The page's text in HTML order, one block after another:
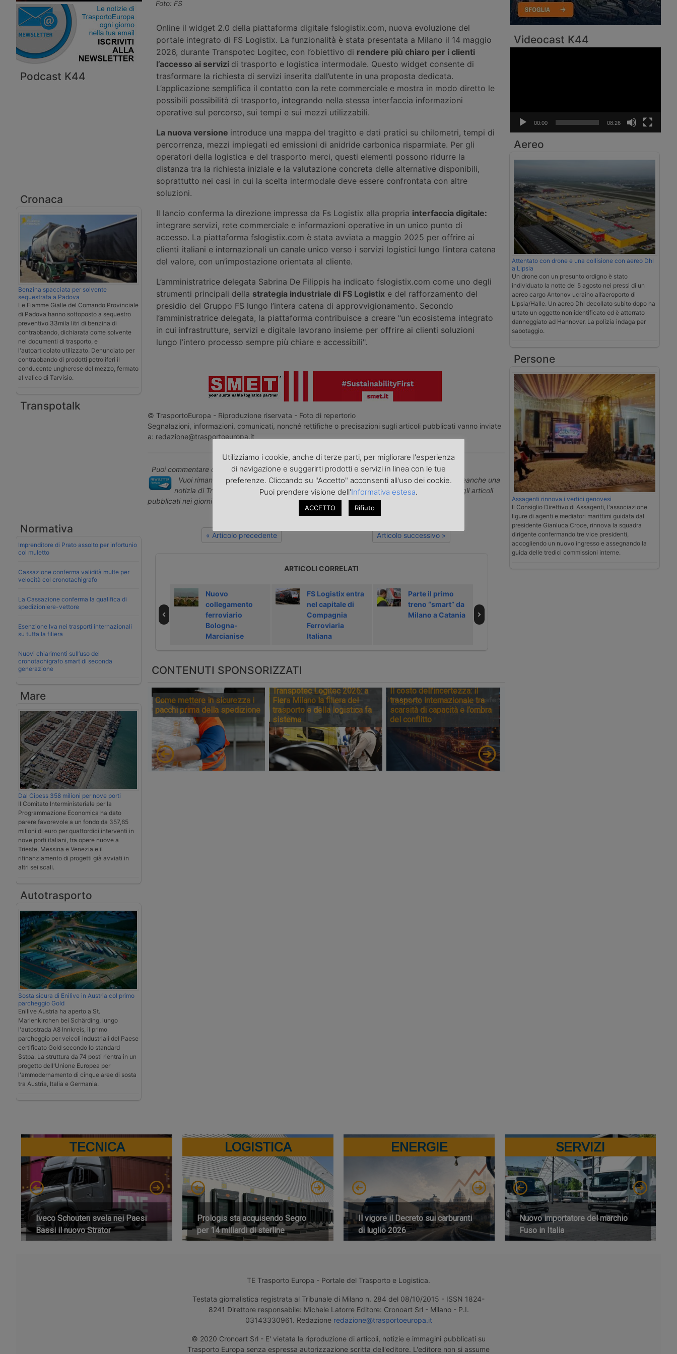
Podcast K44
Cronaca
Benzina spacciata per solvente
sequestrata a Padova
Le Fiamme Gialle del Comando Provinciale
di Padova hanno sottoposto a sequestro
preventivo 33mila litri di benzina di
contrabbando, dichiarata come solvente
nei documenti di trasporto, e
l'autoarticolato utilizzato. Denunciato per
contrabbando di prodotti petroliferi il
conducente ungherese del mezzo, fermato
al valico di Tarvisio.
Transpotalk
Normativa
Imprenditore di Prato assolto per infortunio
col muletto
Cassazione conferma validità multe per
velocità col cronotachigrafo
La Cassazione conferma la qualifica di
spedizioniere-vettore
Esenzione Iva nei trasporti internazionali
su tutta la filiera
Nuovi chiarimenti sull’uso del
cronotachigrafo smart di seconda
generazione
Mare
Dal Cipess 358 milioni per nove porti
Il Comitato Interministeriale per la
Programmazione Economica ha dato
parere favorevole a un fondo da 357,65
milioni di euro per quattordici interventi in
nove porti italiani, tra opere nuove a
Trieste, Messina e Venezia e il
rifinanziamento di progetti già avviati in
altri sei scali.
Autotrasporto
Sosta sicura di Enilive in Austria col primo
parcheggio Gold
Enilive Austria ha aperto a St.
Marienkirchen bei Schärding, lungo
l'autostrada A8 Innkreis, il primo
parcheggio per veicoli industriali del Paese
certificato Gold secondo lo standard
Sstpa. La struttura da 74 posti rientra in un
progetto dell'Unione Europea per
l'ammodernamento di cinque aree di sosta
tra Austria, Italia e Germania.
Foto: FS
Online il widget 2.0 della piattaforma digitale fslogistix.com, nuova evoluzione del
portale integrato di FS Logistix. La funzionalità è stata presentata a Milano il 14 maggio
2026, durante Transpotec Logitec, con l’obiettivo di rendere più chiaro per i clienti
l’accesso ai servizi di trasporto e logistica intermodale. Questo widget consente di
trasformare la richiesta di servizi inserita dall’utente in una proposta dedicata.
L’applicazione semplifica il contatto con la rete commerciale e mostra in modo diretto le
possibili possibilità di trasporto, integrando nella stessa interfaccia informazioni
operative sul percorso, sui tempi e sui mezzi utilizzabili.
La nuova versione introduce una mappa del tragitto e dati pratici su chilometri, tempi di
percorrenza, mezzi impiegati ed emissioni di anidride carbonica risparmiate. Per gli
operatori della logistica e del trasporto merci, questi elementi possono ridurre la
distanza tra la richiesta iniziale e la valutazione concreta delle alternative disponibili,
soprattutto nei casi in cui la scelta intermodale deve essere confrontata con altre
soluzioni.
Il lancio conferma la direzione impressa da Fs Logistix alla propria interfaccia digitale:
integrare servizi, rete commerciale e informazioni operative in un unico punto di
accesso. La piattaforma fslogistix.com è stata avviata a maggio 2025 per offrire ai
clienti italiani e internazionali un canale unico verso i servizi logistici lungo l’intera catena
del valore, con un’impostazione orientata al cliente.
L’amministratrice delegata Sabrina De Filippis ha indicato fslogistix.com come uno degli
strumenti principali della strategia industriale di FS Logistix e del rafforzamento del
presidio del Gruppo FS lungo l’intera catena di approvvigionamento. Secondo
l’amministratrice delegata, la piattaforma contribuisce a creare "un ecosistema integrato
in cui infrastrutture, servizi e digitale lavorano insieme per offrire ai clienti soluzioni
lungo l’intero processo sempre più chiare e accessibili".
© TrasportoEuropa - Riproduzione riservata - Foto di repertorio
Segnalazioni, informazioni, comunicati, nonché rettifiche o precisazioni sugli articoli pubblicati vanno inviate
a: redazione@trasportoeuropa.it
Puoi commentare questo articolo nellapagina Facebook di TrasportoEuropa
Vuoi rimanere aggiornato sulle ultime novità sul trasporto e la logistica e non perderti neanche una
notizia di TrasportoEuropa?Iscriviti alla nostra Newslettercon l'elenco ed i link di tutti gli articoli
pubblicati nei giorni precedenti l'invio. Gratuita e NO SPAM!
« Articolo precedente Articolo successivo »
ARTICOLI CORRELATI
transport
giugno 2025
trasporto delle
merci del Gruppo
FS
Nuovo
collegamento
ferroviario
Bologna-
Marcianise
FS Logistix entra
nel capitale di
Compagnia
Ferroviaria
Italiana
Parte il primo
treno “smart” da
Milano a Catania
CONTENUTI SPONSORIZZATI
Come mettere in sicurezza i
pacchi prima della spedizione
Transpotec Logitec 2026: a
Fiera Milano la filiera del
trasporto e della logistica fa
sistema
Il costo dell’incertezza: il
trasporto internazionale tra
scarsità di capacità e l’ombra
del conflitto
Videocast K44
00:00 08:26
Aereo
Attentato con drone e una collisione con aereo Dhl
a Lipsia
Un drone con un presunto ordigno è stato
individuato la notte del 5 agosto nei pressi di un
aereo cargo Antonov ucraino all’aeroporto di
Lipsia/Halle. Un aereo Dhl decollato subito dopo ha
urtato un oggetto non identificato ed è atterrato
danneggiato ad Hannover. La polizia indaga per
sabotaggio.
Persone
Assagenti rinnova i vertici genovesi
Il Consiglio Direttivo di Assagenti, l'associazione
ligure di agenti e mediatori marittimi guidata dal
presidente Gianluca Croce, rinnova la squadra
dirigente confermando tre vice presidenti,
accogliendo un nuovo ingresso e assegnando la
guida delle tredici commissioni interne.
TECNICA
Iveco Schouten svela nei Paesi
Bassi il nuovo Strator
LOGISTICA
Prologis sta acquisendo Segro
per 14 miliardi di sterline
ENERGIE
Il vigore il Decreto sui carburanti
di luglio 2026
SERVIZI
Nuovo importatore del marchio
Fuso in Italia
TE Trasporto Europa - Portale del Trasporto e Logistica.
Testata giornalistica registrata al Tribunale di Milano n. 284 del 08/10/2015 - ISSN 1824-
8241 Direttore responsabile: Michele Latorre Editore: Cronoart Srl - Milano - P.I.
03143330961. Redazione redazione@trasportoeuropa.it
© 2020 Cronoart Srl - E' vietata la riproduzione di articoli, notizie e immagini pubblicati su
Trasporto Europa senza espressa autorizzazione scritta dell'editore. L'editore non si assume
Utilizziamo i cookie, anche di terze parti, per migliorare l'esperienza
di navigazione e suggerirti prodotti e servizi in linea con le tue
preferenze. Cliccando su "Accetto" acconsenti all'uso dei cookie.
Puoi prendere visione dell'Informativa estesa.
ACCETTO Rifiuto